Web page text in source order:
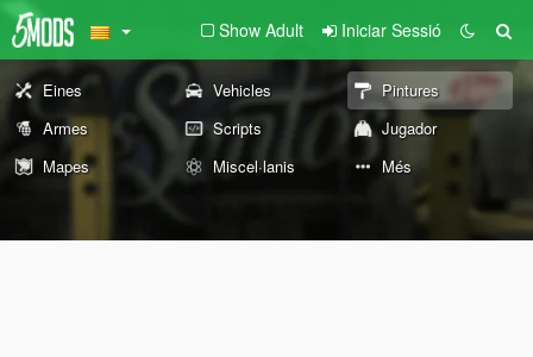
Show Adult Iniciar Sessió
Eines Vehicles
Pintures
Armes
Scripts
Jugador
Mapes
Miscel·lanis Més